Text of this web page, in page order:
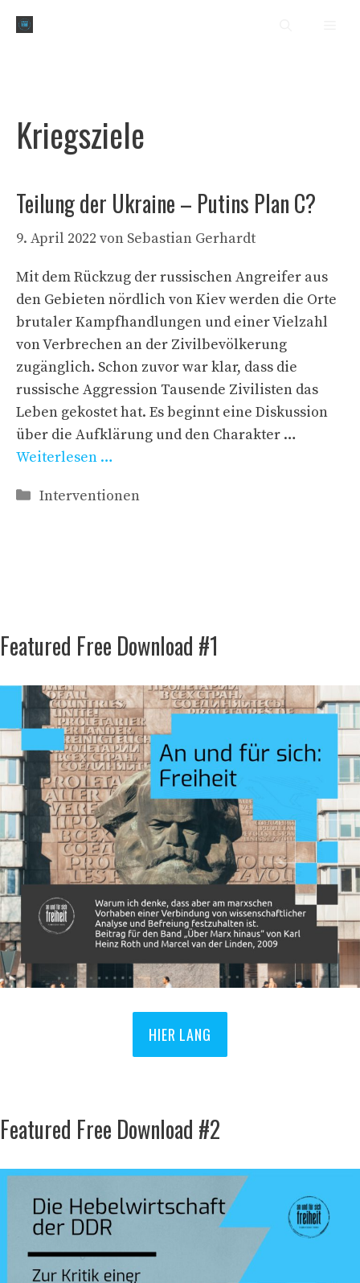
Inhalt
Kriegsziele
Teilung der Ukraine – Putins Plan C?
9. April 2022 von Sebastian Gerhardt
Mit dem Rückzug der russischen Angreifer aus
den Gebieten nördlich von Kiev werden die Orte
brutaler Kampfhandlungen und einer Vielzahl
von Verbrechen an der Zivilbevölkerung
zugänglich. Schon zuvor war klar, dass die
russische Aggression Tausende Zivilisten das
Leben gekostet hat. Es beginnt eine Diskussion
über die Aufklärung und den Charakter …
Weiterlesen …
Kategorien
Interventionen
Featured Free Download #1
HIER LANG
Featured Free Download #2